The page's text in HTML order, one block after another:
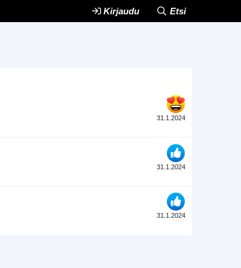
Kirjaudu Etsi
31.1.2024
31.1.2024
31.1.2024